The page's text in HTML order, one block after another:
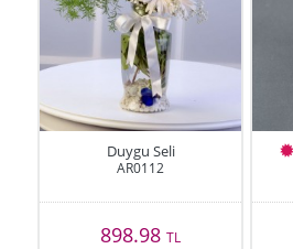
Duygu Seli
AR0112
898.98TL